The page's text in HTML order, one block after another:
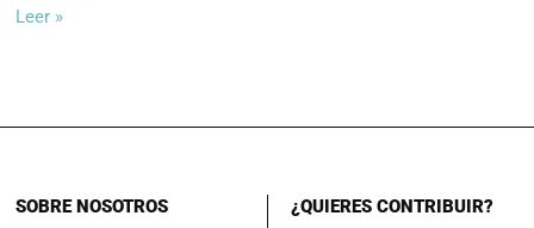
Leer »
SOBRE NOSOTROS ¿QUIERES CONTRIBUIR?